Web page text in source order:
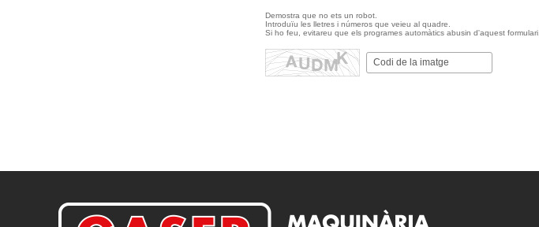
Demostra que no ets un robot.
Introduïu les lletres i números que veieu al quadre.
Si ho feu, evitareu que els programes automàtics abusin d'aquest formulari.